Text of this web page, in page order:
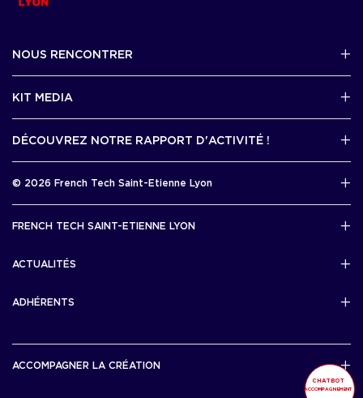
CHATBOT
ACCOMPAGNEMENT
NOUS RENCONTRER
KIT MEDIA
DÉCOUVREZ NOTRE RAPPORT D'ACTIVITÉ !
© 2026 French Tech Saint-Etienne Lyon
Politique de confidentialité
Développement 69pixl
FRENCH TECH SAINT-ETIENNE LYON
ACTUALITÉS
ADHÉRENTS
ACCOMPAGNER LA CRÉATION